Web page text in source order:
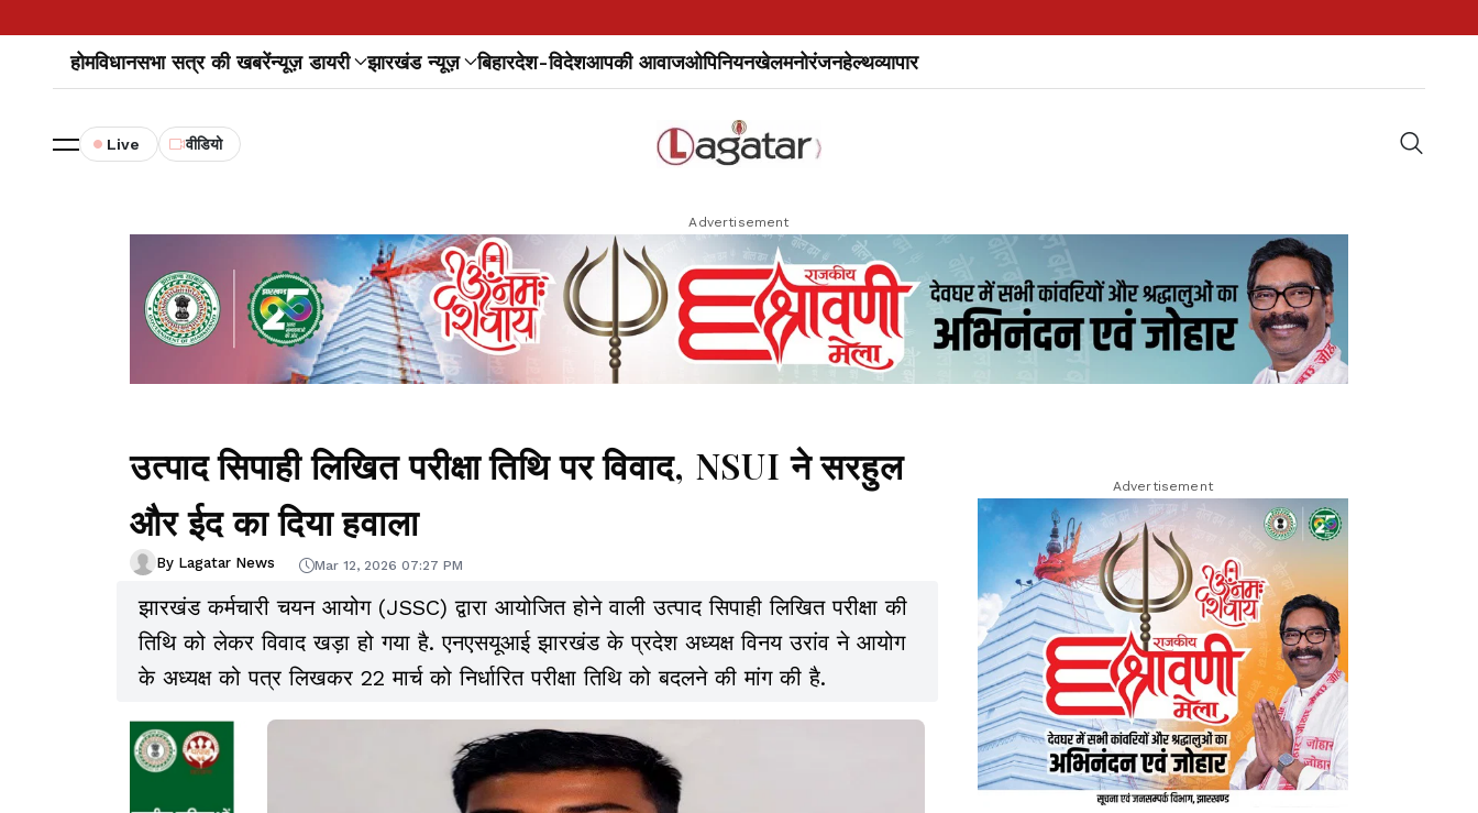
होमविधानसभा सत्र की खबरेंन्यूज़ डायरी झारखंड न्यूज़ बिहारदेश-विदेशआपकी आवाजओपिनियनखेलमनोरंजनहेल्थव्यापार
Live वीडियो
Advertisement
उत्पाद सिपाही लिखित परीक्षा तिथि पर विवाद, NSUI ने सरहुल
और ईद का दिया हवाला
By Lagatar News Mar 12, 2026 07:27 PM
झारखंड कर्मचारी चयन आयोग (JSSC) द्वारा आयोजित होने वाली उत्पाद सिपाही लिखित परीक्षा की
तिथि को लेकर विवाद खड़ा हो गया है. एनएसयूआई झारखंड के प्रदेश अध्यक्ष विनय उरांव ने आयोग
के अध्यक्ष को पत्र लिखकर 22 मार्च को निर्धारित परीक्षा तिथि को बदलने की मांग की है.
Advertisement